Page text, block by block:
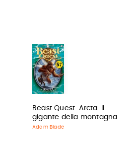
Beast Quest. Arcta. Il
gigante della montagna
Adam Blade